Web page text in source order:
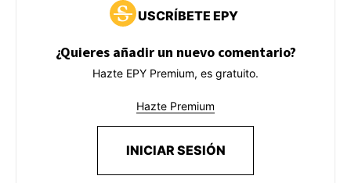
USCRÍBETE EPY
¿Quieres añadir un nuevo comentario?
Hazte EPY Premium, es gratuito.
Hazte Premium
INICIAR SESIÓN